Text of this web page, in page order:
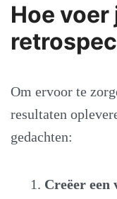
Hoe
Om ervoor te
resultaten
gedachten:
Creëer een